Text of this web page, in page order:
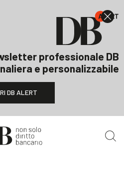
professionale DB
e personalizzabile
DB ALERT